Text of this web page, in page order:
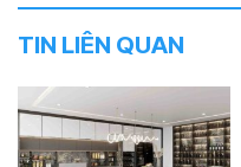
TIN LIÊN QUAN